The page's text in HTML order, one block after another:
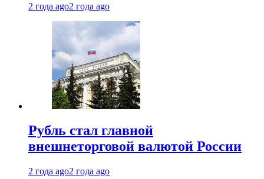
2 года ago2 года ago
Рубль стал главной
внешнеторговой валютой России
2 года ago2 года ago